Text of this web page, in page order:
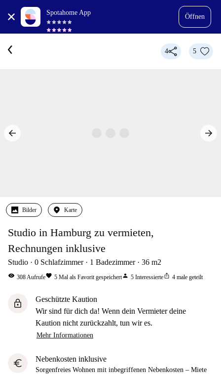
Spotahome App
Öffnen
4 5
Bilder Karte
Studio in Hamburg zu vermieten,
Rechnungen inklusive
Studio 0 Schlafzimmer 1 Badezimmer 36 m2
visibility 308Aufrufefavorite 5 Mal als Favorit gespeichertperson 5 Interessierteios_share 4 male geteilt
lock
Geschützte Kaution
Wir sind für dich da! Wenn dein Vermieter deine
Kaution nicht zurückzahlt, tun wir es.
Mehr Informationen
euro Nebenkosten inklusive
Sorgenfreies Wohnen mit inbegriffenen Nebenkosten – Miete